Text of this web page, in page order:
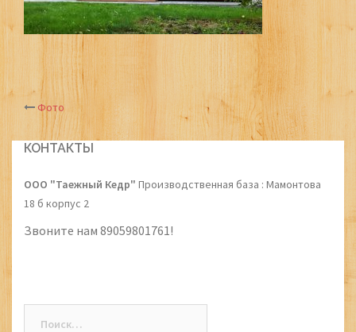
Post
navigation
Фото
КОНТАКТЫ
ООО "Таежный Кедр" Производственная база : Мамонтова
18 б корпус 2
Звоните нам 89059801761!